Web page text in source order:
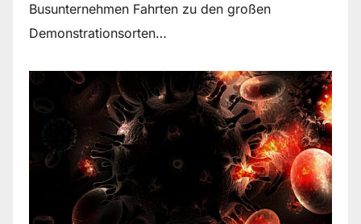
Busunternehmen Fahrten zu den großen
Demonstrationsorten…